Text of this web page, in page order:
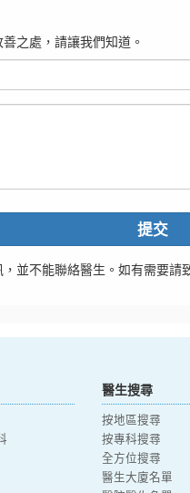
之處，請讓我們知道。
提交
並不能聯絡醫生。如有需要請
醫生搜尋
按地區搜尋
按專科搜尋
全方位搜尋
醫生大廈名單